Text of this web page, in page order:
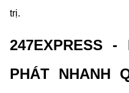
trị.
247EXPRESS -
PHÁT NHANH